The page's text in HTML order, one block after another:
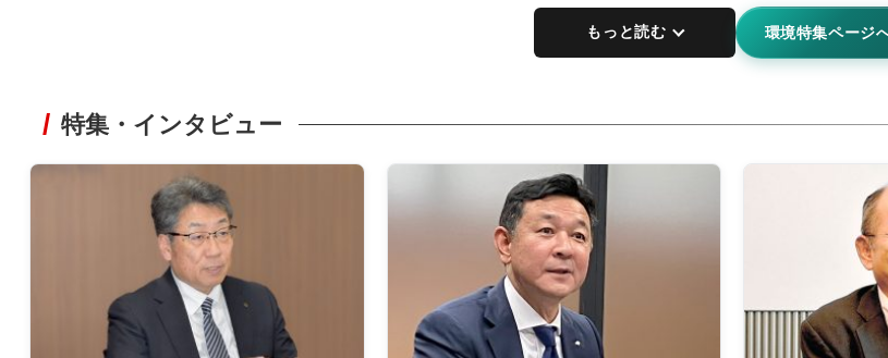
もっと読む 環境特集ページ
特集・インタビュー